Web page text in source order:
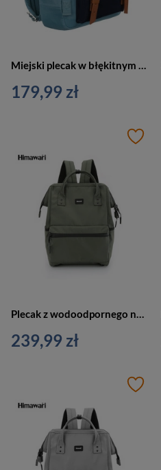
Miejski plecak w błękitnym kolorze z miejscem na laptopa - Himawari
179,99 zł
239,99 zł